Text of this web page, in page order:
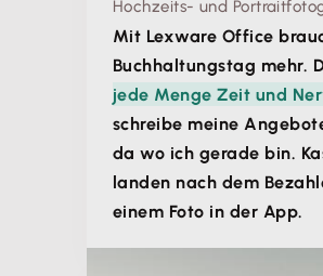
Hochzeits- und
Mit Lexware Office
Buchhaltungstag mehr.
jede Menge Zeit und
schreibe meine
da wo ich gerade bin.
landen nach dem
einem Foto in der App.